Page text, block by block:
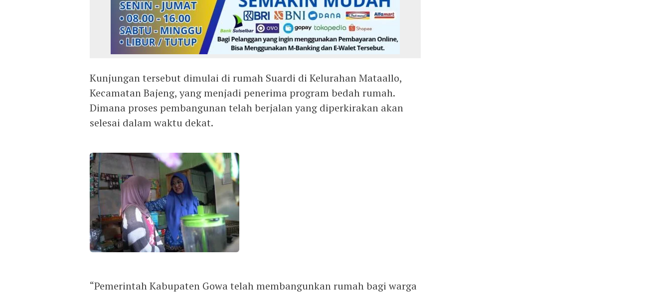
Kunjungan tersebut dimulai di rumah Suardi di Kelurahan Mataallo,
Kecamatan Bajeng, yang menjadi penerima program bedah rumah.
Dimana proses pembangunan telah berjalan yang diperkirakan akan
selesai dalam waktu dekat.
“Pemerintah Kabupaten Gowa telah membangunkan rumah bagi warga